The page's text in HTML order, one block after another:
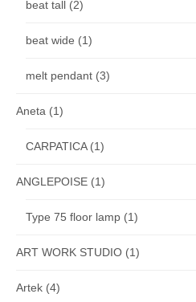
beat tall (2)
beat wide (1)
melt pendant (3)
Aneta (1)
CARPATICA(1)
ANGLEPOISE (1)
Type 75 floor lamp (1)
ART WORK STUDIO (1)
Artek (4)